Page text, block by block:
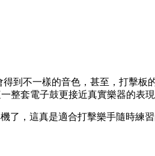
到不一樣的音色，甚至，打擊板
整套電子鼓更接近真實樂器的表現
，這真是適合打擊樂手隨時練